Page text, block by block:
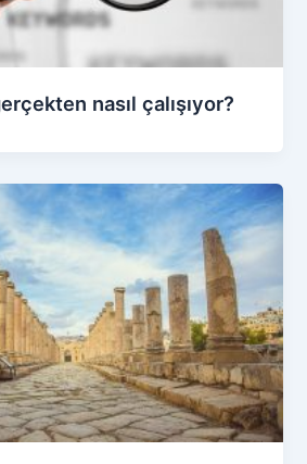
nasıl çalışıyor?